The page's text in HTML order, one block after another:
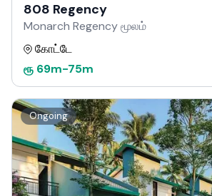
808 Regency
Monarch Regency மூலம்
கோட்டே
ரூ 69m-75m
Ongoing